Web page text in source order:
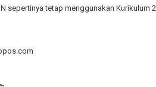
sepertinya tetap menggunakan Kurikulum